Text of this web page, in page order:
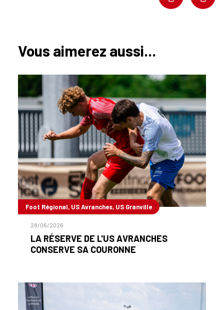
Vous aimerez aussi...
Foot Régional, US Avranches, US Granville
28/06/2026
LA RÉSERVE DE L'US AVRANCHES
CONSERVE SA COURONNE